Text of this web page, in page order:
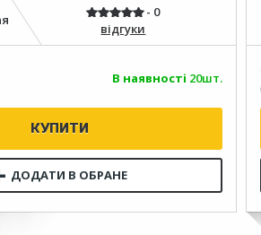
відгуки
В наявності 20шт.